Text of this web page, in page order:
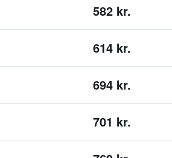
582 kr.
614 kr.
694 kr.
701 kr.